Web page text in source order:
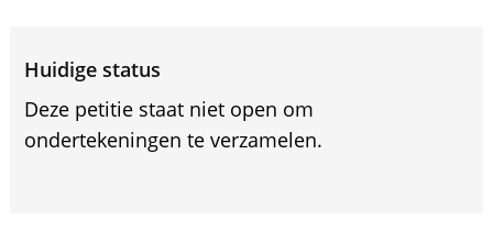
Huidige status
Deze petitie staat niet open om
ondertekeningen te verzamelen.